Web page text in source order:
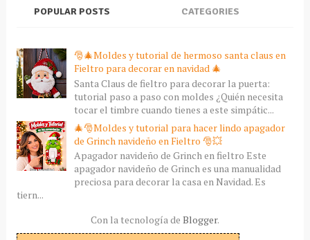
POPULAR POSTS CATEGORIES
🎅🎄Moldes y tutorial de hermoso santa claus en
Fieltro para decorar en navidad 🎄
Santa Claus de fieltro para decorar la puerta:
tutorial paso a paso con moldes ¿Quién necesita
tocar el timbre cuando tienes a este simpátic...
🎄🎅Moldes y tutorial para hacer lindo apagador
de Grinch navideño en Fieltro 🎅💥
Apagador navideño de Grinch en fieltro Este
apagador navideño de Grinch es una manualidad
preciosa para decorar la casa en Navidad. Es
tiern...
Con la tecnología de Blogger.